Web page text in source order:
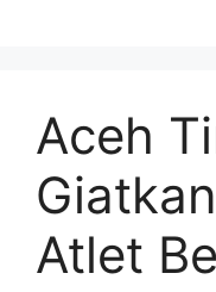
Aceh
Atlet